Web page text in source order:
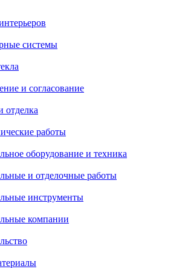
системы
и согласование
отделка
работы
оборудование и техника
и отделочные работы
инструменты
компании